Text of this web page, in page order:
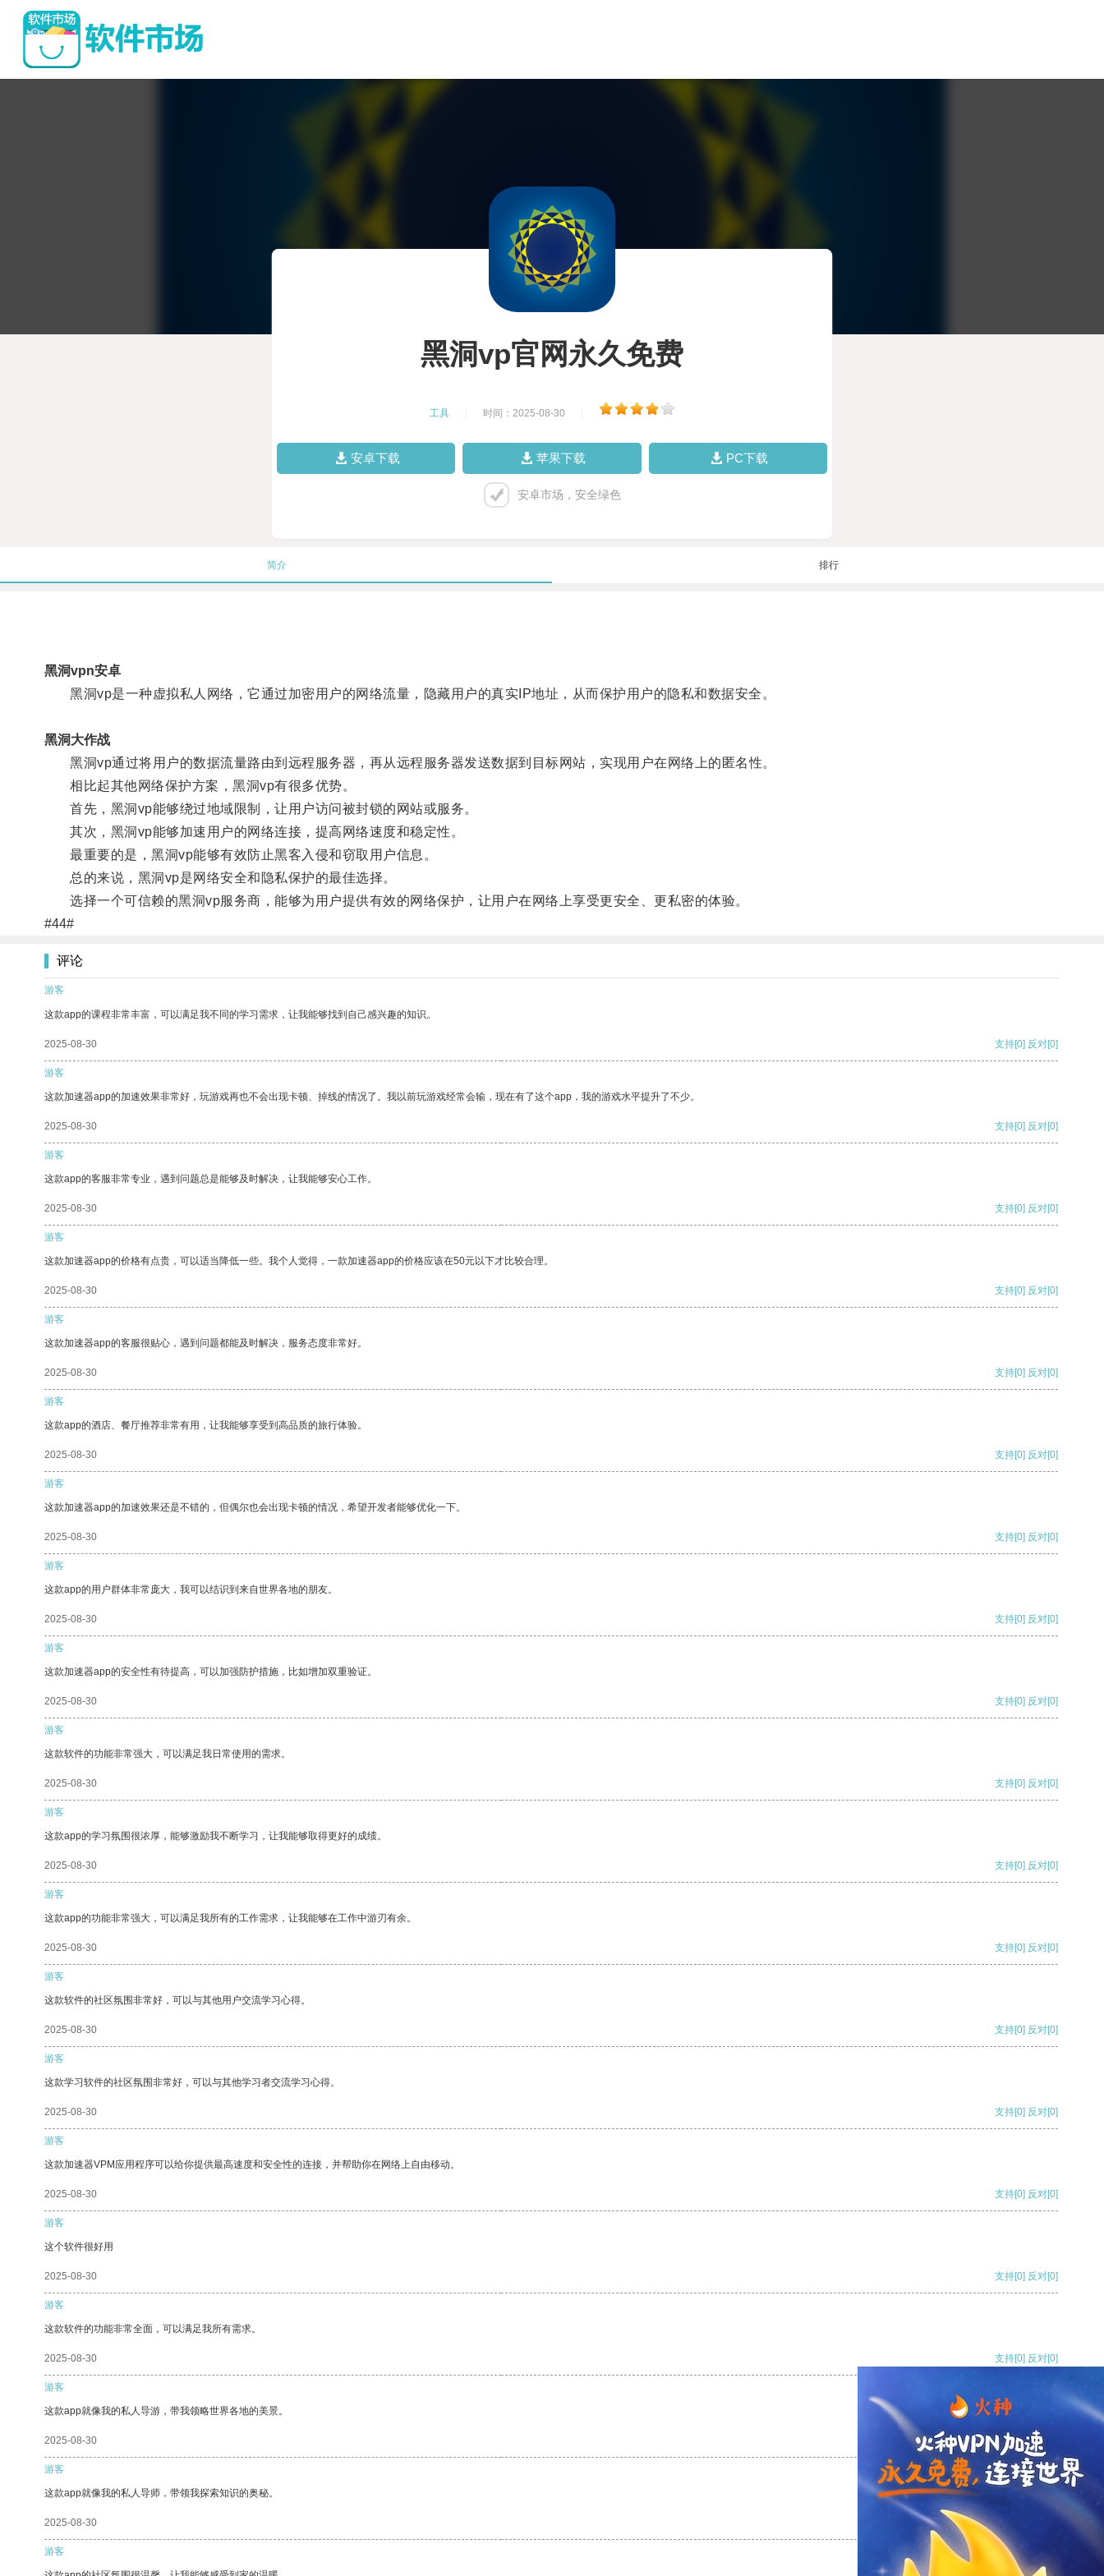
黑洞vp官网永久免费
工具 时间：2025-08-30
安卓下载 苹果下载 PC下载
安卓市场，安全绿色
简介 排行
黑洞vpn安卓
黑洞vp是一种虚拟私人网络，它通过加密用户的网络流量，隐藏用户的真实IP地址，从而保护用户的隐私和数据安全。
黑洞大作战
黑洞vp通过将用户的数据流量路由到远程服务器，再从远程服务器发送数据到目标网站，实现用户在网络上的匿名性。
相比起其他网络保护方案，黑洞vp有很多优势。
首先，黑洞vp能够绕过地域限制，让用户访问被封锁的网站或服务。
其次，黑洞vp能够加速用户的网络连接，提高网络速度和稳定性。
最重要的是，黑洞vp能够有效防止黑客入侵和窃取用户信息。
总的来说，黑洞vp是网络安全和隐私保护的最佳选择。
选择一个可信赖的黑洞vp服务商，能够为用户提供有效的网络保护，让用户在网络上享受更安全、更私密的体验。
#44#
评论
游客
这款app的课程非常丰富，可以满足我不同的学习需求，让我能够找到自己感兴趣的知识。
2025-08-30 支持[0] 反对[0]
游客
这款加速器app的加速效果非常好，玩游戏再也不会出现卡顿、掉线的情况了。我以前玩游戏经常会输，现在有了这个app，我的游戏水平提升了不少。
2025-08-30 支持[0] 反对[0]
游客
这款app的客服非常专业，遇到问题总是能够及时解决，让我能够安心工作。
2025-08-30 支持[0] 反对[0]
游客
这款加速器app的价格有点贵，可以适当降低一些。我个人觉得，一款加速器app的价格应该在50元以下才比较合理。
2025-08-30 支持[0] 反对[0]
游客
这款加速器app的客服很贴心，遇到问题都能及时解决，服务态度非常好。
2025-08-30 支持[0] 反对[0]
游客
这款app的酒店、餐厅推荐非常有用，让我能够享受到高品质的旅行体验。
2025-08-30 支持[0] 反对[0]
游客
这款加速器app的加速效果还是不错的，但偶尔也会出现卡顿的情况，希望开发者能够优化一下。
2025-08-30 支持[0] 反对[0]
游客
这款app的用户群体非常庞大，我可以结识到来自世界各地的朋友。
2025-08-30 支持[0] 反对[0]
游客
这款加速器app的安全性有待提高，可以加强防护措施，比如增加双重验证。
2025-08-30 支持[0] 反对[0]
游客
这款软件的功能非常强大，可以满足我日常使用的需求。
2025-08-30 支持[0] 反对[0]
游客
这款app的学习氛围很浓厚，能够激励我不断学习，让我能够取得更好的成绩。
2025-08-30 支持[0] 反对[0]
游客
这款app的功能非常强大，可以满足我所有的工作需求，让我能够在工作中游刃有余。
2025-08-30 支持[0] 反对[0]
游客
这款软件的社区氛围非常好，可以与其他用户交流学习心得。
2025-08-30 支持[0] 反对[0]
游客
这款学习软件的社区氛围非常好，可以与其他学习者交流学习心得。
2025-08-30 支持[0] 反对[0]
游客
这款加速器VPM应用程序可以给你提供最高速度和安全性的连接，并帮助你在网络上自由移动。
2025-08-30 支持[0] 反对[0]
游客
这个软件很好用
2025-08-30 支持[0] 反对[0]
游客
这款软件的功能非常全面，可以满足我所有需求。
2025-08-30 支持[0] 反对[0]
游客
这款app就像我的私人导游，带我领略世界各地的美景。
2025-08-30 支持[0] 反对
游客
这款app就像我的私人导师，带领我探索知识的奥秘。
2025-08-30 支持
游客